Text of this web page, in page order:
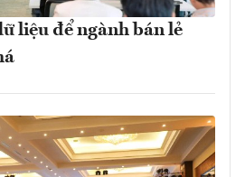
liệu để ngành bán lẻ